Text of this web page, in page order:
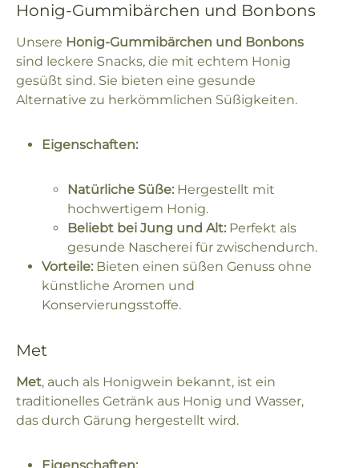
Honig-Gummibärchen und Bonbons
Unsere Honig-Gummibärchen und Bonbons
sind leckere Snacks, die mit echtem Honig
gesüßt sind. Sie bieten eine gesunde
Alternative zu herkömmlichen Süßigkeiten.
Eigenschaften:
Natürliche Süße: Hergestellt mit
hochwertigem Honig.
Beliebt bei Jung und Alt: Perfekt als
gesunde Nascherei für zwischendurch.
Vorteile: Bieten einen süßen Genuss ohne
künstliche Aromen und
Konservierungsstoffe.
Met
Met, auch als Honigwein bekannt, ist ein
traditionelles Getränk aus Honig und Wasser,
das durch Gärung hergestellt wird.